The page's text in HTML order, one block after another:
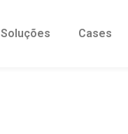
Soluções Cases